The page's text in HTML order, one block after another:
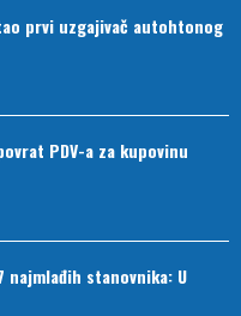
prvi uzgajivač autohtonog
PDV-a za kupovinu
najmlađih stanovnika: U